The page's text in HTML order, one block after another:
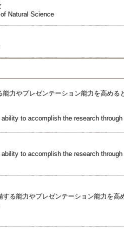
Natural Science
力やプレゼンテーション能力を高める
to accomplish the research
to accomplish the research
る能力やプレゼンテーション能力を